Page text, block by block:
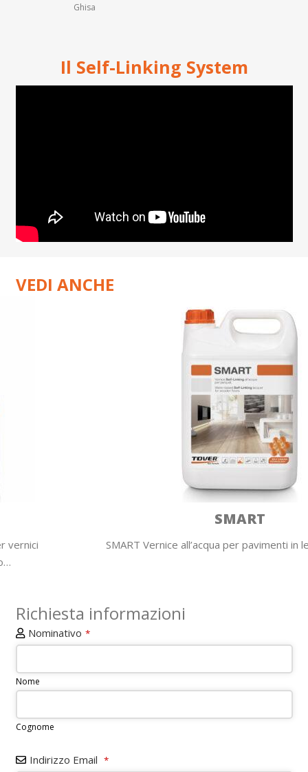
Ghisa
Il Self-Linking System
VEDI ANCHE
SMART Vernice all’acqua per pavimenti in legno Smart è…
Richiesta informazioni
Nominativo *
Nome
Cognome
Indirizzo Email *